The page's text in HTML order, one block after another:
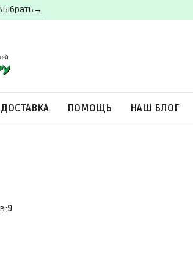
Выбрать→
ДОСТАВКА ПОМОЩЬ НАШ БЛОГ
9